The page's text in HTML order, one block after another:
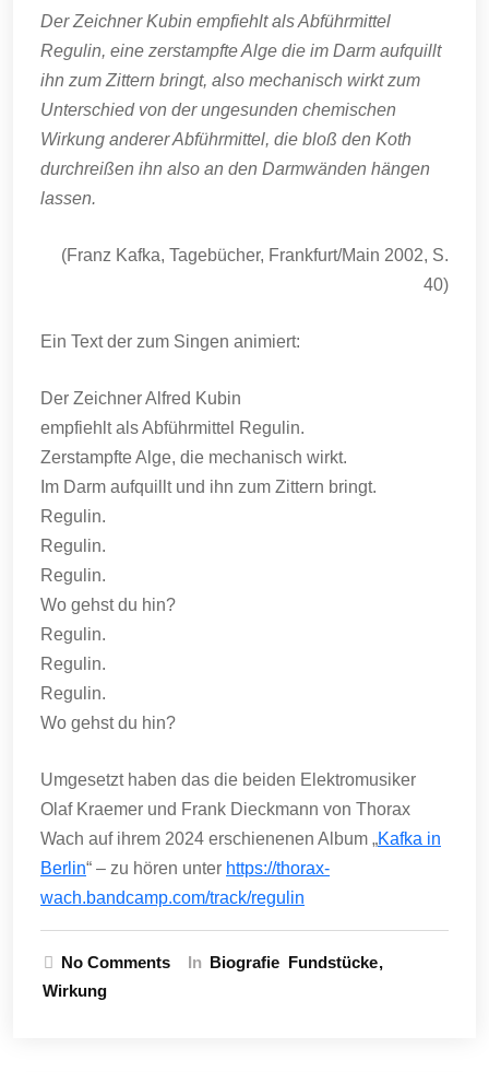
Der Zeichner Kubin empfiehlt als Abführmittel
Regulin, eine zerstampfte Alge die im Darm aufquillt
ihn zum Zittern bringt, also mechanisch wirkt zum
Unterschied von der ungesunden chemischen
Wirkung anderer Abführmittel, die bloß den Koth
durchreißen ihn also an den Darmwänden hängen
lassen.
(Franz Kafka, Tagebücher, Frankfurt/Main 2002, S.
40)
Ein Text der zum Singen animiert:
Der Zeichner Alfred Kubin
empfiehlt als Abführmittel Regulin.
Zerstampfte Alge, die mechanisch wirkt.
Im Darm aufquillt und ihn zum Zittern bringt.
Regulin.
Regulin.
Regulin.
Wo gehst du hin?
Regulin.
Regulin.
Regulin.
Wo gehst du hin?
Umgesetzt haben das die beiden Elektromusiker
Olaf Kraemer und Frank Dieckmann von Thorax
Wach auf ihrem 2024 erschienenen Album „Kafka in
Berlin“ – zu hören unter https://thorax-
wach.bandcamp.com/track/regulin
No Comments In Biografie Fundstücke
Wirkung